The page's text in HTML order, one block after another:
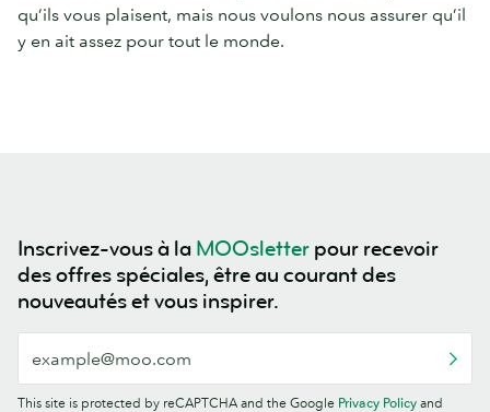
qu’ils vous plaisent, mais nous voulons nous assurer qu’il
y en ait assez pour tout le monde.
Inscrivez-vous à la MOOsletter pour recevoir
des offres spéciales, être au courant des
nouveautés et vous inspirer.
This site is protected by reCAPTCHA and the Google Privacy Policy and